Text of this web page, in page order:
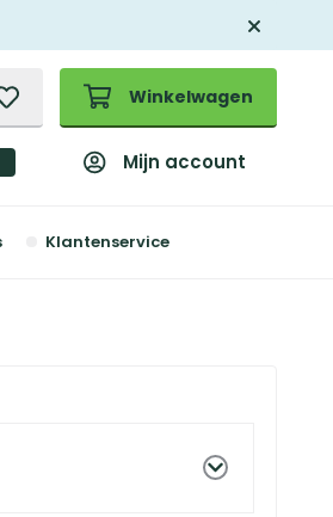
Winkelwagen
Mijn account
Klantenservice